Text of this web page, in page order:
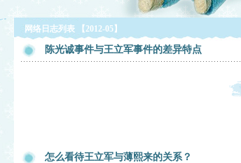
网络日志列表 【2012-05】
陈光诚事件与王立军事件的差异特点
怎么看待王立军与薄熙来的关系？